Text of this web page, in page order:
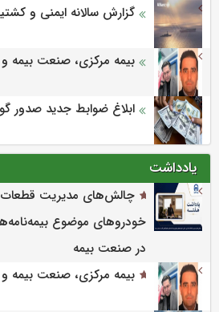
گزارش سالانه ایمنی و
بیمه مرکزی، صنعت بیمه و
ابلاغ ضوابط جدید صدور
یادداشت
چالش‌های مدیریت
خودروهای موضوع
در صنعت بیمه
بیمه مرکزی، صنعت بیمه و